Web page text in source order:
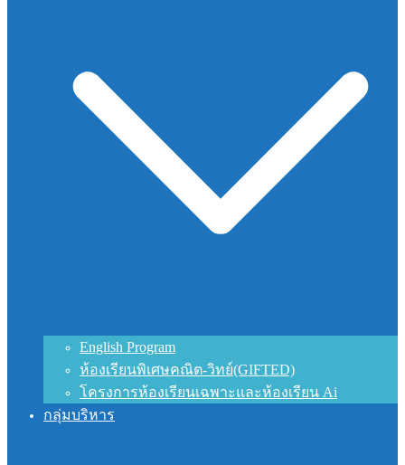
English Program
ห้องเรียนพิเศษคณิต-วิทย์(GIFTED)
โครงการห้องเรียนเฉพาะและห้องเรียน Ai
กลุ่มบริหาร